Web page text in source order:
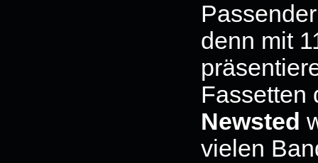
denn mit
Fassetten
Newsted
vielen